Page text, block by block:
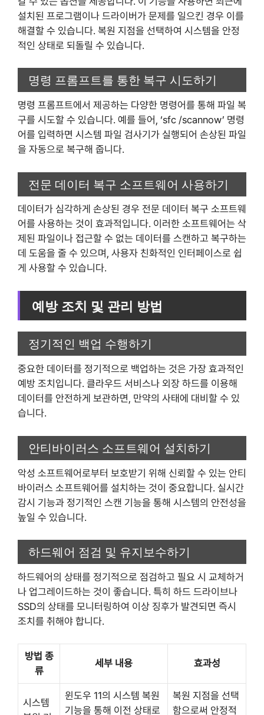
설치된 프로그램이나 드라이버가 문제를 일으킨 경우 이를
해결할 수 있습니다. 복원 지점을 선택하여 시스템을 안정
적인 상태로 되돌릴 수 있습니다.
명령 프롬프트를 통한 복구 시도하기
명령 프롬프트에서 제공하는 다양한 명령어를 통해 파일 복
구를 시도할 수 있습니다. 예를 들어, ‘sfc /scannow’ 명령
어를 입력하면 시스템 파일 검사기가 실행되어 손상된 파일
을 자동으로 복구해 줍니다.
전문 데이터 복구 소프트웨어 사용하기
데이터가 심각하게 손상된 경우 전문 데이터 복구 소프트웨
어를 사용하는 것이 효과적입니다. 이러한 소프트웨어는 삭
제된 파일이나 접근할 수 없는 데이터를 스캔하고 복구하는
데 도움을 줄 수 있으며, 사용자 친화적인 인터페이스로 쉽
게 사용할 수 있습니다.
예방 조치 및 관리 방법
정기적인 백업 수행하기
중요한 데이터를 정기적으로 백업하는 것은 가장 효과적인
예방 조치입니다. 클라우드 서비스나 외장 하드를 이용해
데이터를 안전하게 보관하면, 만약의 사태에 대비할 수 있
습니다.
안티바이러스 소프트웨어 설치하기
악성 소프트웨어로부터 보호받기 위해 신뢰할 수 있는 안티
바이러스 소프트웨어를 설치하는 것이 중요합니다. 실시간
감시 기능과 정기적인 스캔 기능을 통해 시스템의 안전성을
높일 수 있습니다.
하드웨어 점검 및 유지보수하기
하드웨어의 상태를 정기적으로 점검하고 필요 시 교체하거
나 업그레이드하는 것이 좋습니다. 특히 하드 드라이브나
SSD의 상태를 모니터링하여 이상 징후가 발견되면 즉시
조치를 취해야 합니다.
방법 종
류
세부 내용 효과성
시스템
윈도우 11의 시스템 복원
기능을 통해 이전 상태로
복원 지점을 선택
함으로써 안정적